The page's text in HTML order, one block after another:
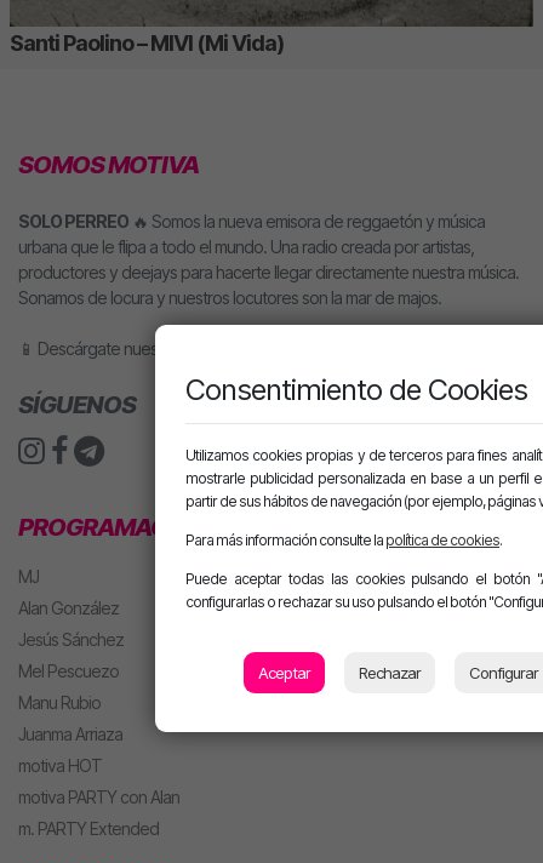
Santi Paolino – MIVI (Mi Vida)
SOMOS MOTIVA
SOLO PERREO 🔥 Somos la nueva emisora de reggaetón y música
urbana que le flipa a todo el mundo. Una radio creada por artistas,
productores y deejays para hacerte llegar directamente nuestra música.
Sonamos de locura y nuestros locutores son la mar de majos.
📱 Descárgate nuestra app o pídele motiva a tu altavoz inteligente.
SÍGUENOS
PROGRAMACIÓN
MJ
Alan González
Jesús Sánchez
Mel Pescuezo
Manu Rubio
Juanma Arriaza
motiva HOT
motiva PARTY con Alan
m. PARTY Extended
Consentimiento de Cookies
Utilizamos cookies propias y de terceros para fines
mostrarle publicidad personalizada en base a un perfil
partir de sus hábitos de navegación (por ejemplo, páginas
Para más información consulte la política de cookies.
Puede aceptar todas las cookies pulsando el botón
configurarlas o rechazar su uso pulsando el botón
Aceptar Rechazar Configurar